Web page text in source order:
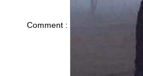
Comment :